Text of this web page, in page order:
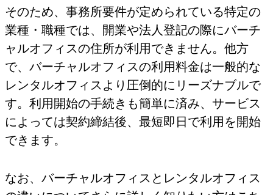
そのため、事務所要件が定められている特定の
業種・職種では、開業や法人登記の際にバーチ
ャルオフィスの住所が利用できません。他方
で、バーチャルオフィスの利用料金は一般的な
レンタルオフィスより圧倒的にリーズナブルで
す。利用開始の手続きも簡単に済み、サービス
によっては契約締結後、最短即日で利用を開始
できます。
なお、バーチャルオフィスとレンタルオフィス